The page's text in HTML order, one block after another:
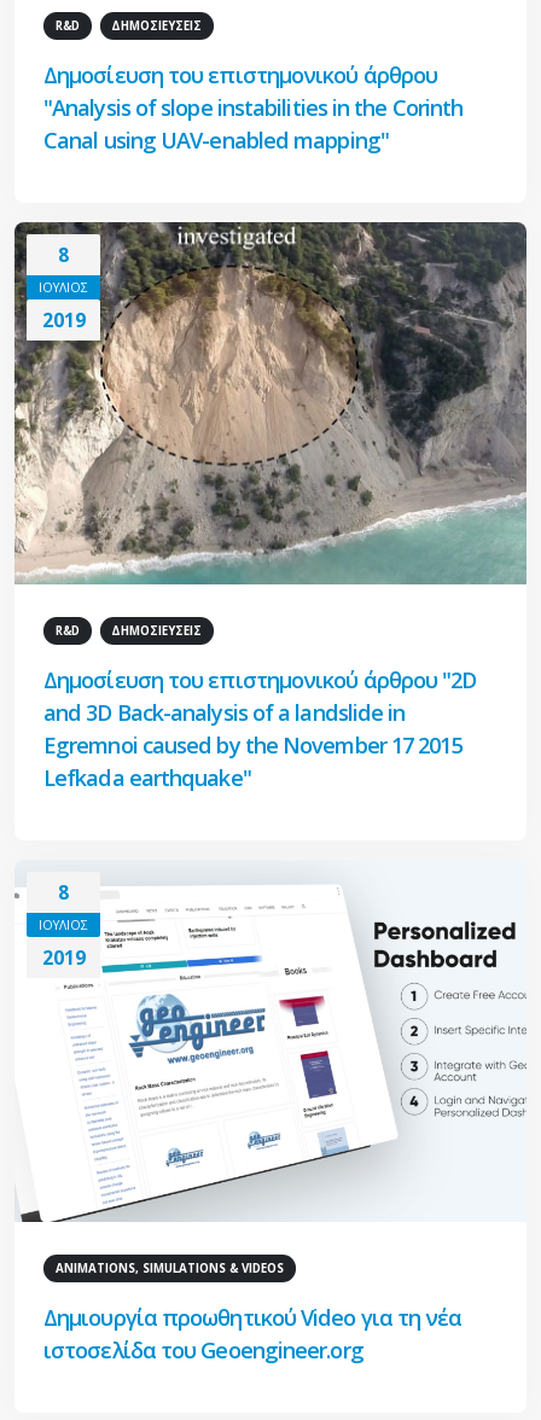
R&D ΔΗΜΟΣΙΕΥΣΕΙΣ
Δημοσίευση του επιστημονικού άρθρου
"Analysis of slope instabilities in the Corinth
Canal using UAV-enabled mapping"
8
ΙΟΥΛΙΟΣ
2019
R&D ΔΗΜΟΣΙΕΥΣΕΙΣ
Δημοσίευση του επιστημονικού άρθρου "2D
and 3D Back-analysis of a landslide in
Egremnoi caused by the November 17 2015
Lefkada earthquake"
8
ΙΟΥΛΙΟΣ
2019
ANIMATIONS, SIMULATIONS & VIDEOS
Δημιουργία προωθητικού Video για τη νέα
ιστοσελίδα του Geoengineer.org